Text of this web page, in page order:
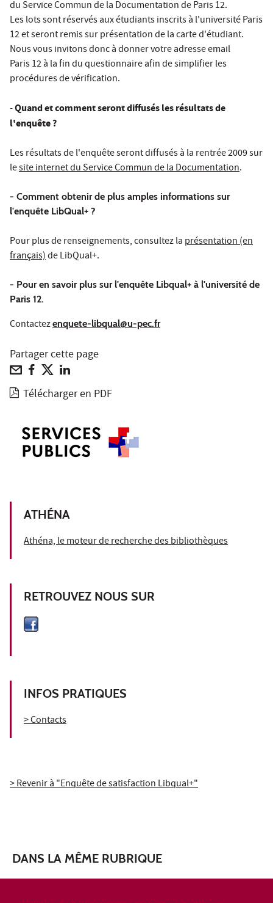
du Service Commun de la Documentation de Paris 12.
Les lots sont réservés aux étudiants inscrits à l'université Paris
12 et seront remis sur présentation de la carte d'étudiant.
Nous vous invitons donc à donner votre adresse email
Paris 12 à la fin du questionnaire afin de simplifier les
procédures de vérification.
-Quand et comment seront diffusés les résultats de
l'enquête ?
Les résultats de l'enquête seront diffusés à la rentrée 2009 sur
lesite internet du Service Commun de la Documentation.
- Comment obtenir de plus amples informations sur
l'enquête LibQual+ ?
Pour plus de renseignements, consultez la présentation (en
français)de LibQual+.
- Pour en savoir plus sur l'enquête Libqual+ à l'université de
Paris 12.
Contactezenquete-libqual@u-pec.fr
Partager cette page
Télécharger en PDF
ATHÉNA
Athéna, le moteur de recherche des bibliothèques
RETROUVEZ NOUS SUR
INFOS PRATIQUES
> Contacts
> Revenir à "Enquête de satisfaction Libqual+"
DANS LA MÊME RUBRIQUE